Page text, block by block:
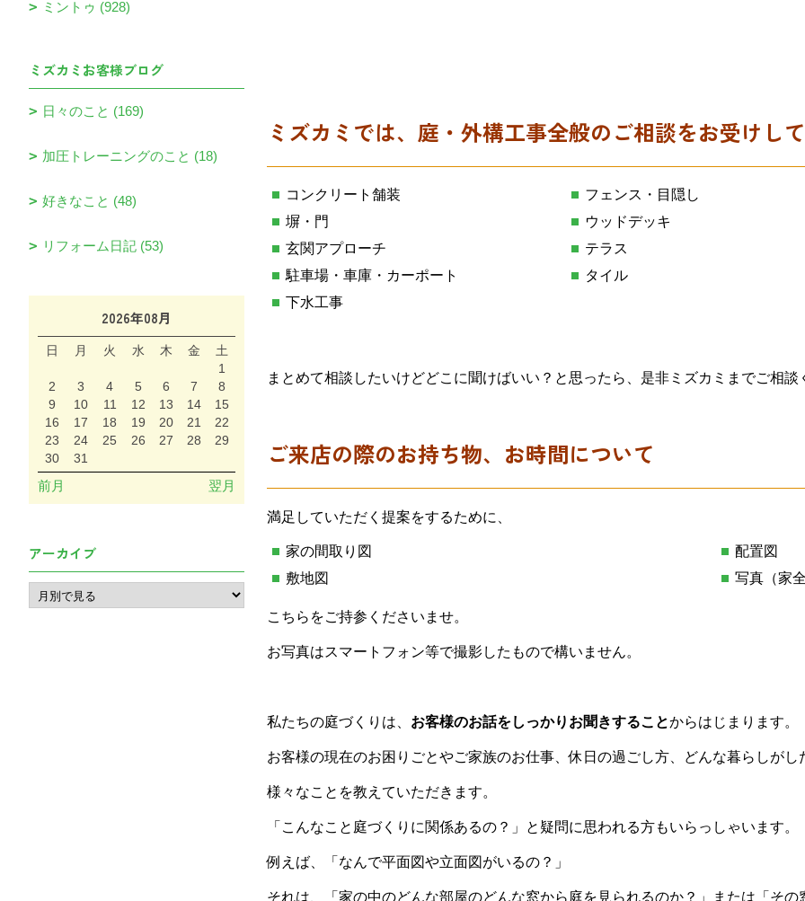
ミズカミでは、庭・外構工事全般のご相談をお受けし
コンクリート舗装
塀・門
玄関アプローチ
駐車場・車庫・カーポート
下水工事
フェンス・目隠し
ウッドデッキ
テラス
タイル
まとめて相談したいけどどこに聞けばいい？と思ったら、是非ミズカミまでご相談
ご来店の際のお持ち物、お時間について
満足していただく提案をするために、
家の間取り図
敷地図
配置図
写真（家
こちらをご持参くださいませ。
お写真はスマートフォン等で撮影したもので構いません。
私たちの庭づくりは、 お客様のお話をしっかりお聞きすることからはじまります。
お客様の現在のお困りごとやご家族のお仕事、休日の過ごし方、どんな暮らしがし
様々なことを教えていただきます。
「こんなこと庭づくりに関係あるの？」と疑問に思われる方もいらっしゃいます。
例えば、「なんで平面図や立面図がいるの？」
それは、「家の中のどんな部屋のどんな窓から庭を見られるのか？」または「そ
ミントゥ (928)
ミズカミお客様ブログ
日々のこと (169)
加圧トレーニングのこと (18)
好きなこと (48)
リフォーム日記 (53)
2026年08月
日 月 火 水 木 金
土
1
2
3 4 5 6 7
8
9
10 11 12 13 14
15
16
17 18 19 20 21
22
23
24 25 26 27 28
29
30
31
前月 翌月
アーカイブ